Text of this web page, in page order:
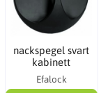
nackspegel svart
kabinett
Efalock